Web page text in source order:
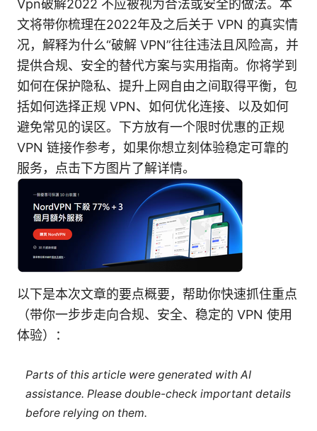
Vpn破解2022 不应被视为合法或安全的做法。本
文将带你梳理在2022年及之后关于 VPN 的真实情
况，解释为什么“破解 VPN”往往违法且风险高，并
提供合规、安全的替代方案与实用指南。你将学到
如何在保护隐私、提升上网自由之间取得平衡，包
括如何选择正规 VPN、如何优化连接、以及如何
避免常见的误区。下方放有一个限时优惠的正规
VPN 链接作参考，如果你想立刻体验稳定可靠的
服务，点击下方图片了解详情。
以下是本次文章的要点概要，帮助你快速抓住重点
（带你一步步走向合规、安全、稳定的 VPN 使用
体验）：
Parts of this article were generated with AI
assistance. Please double-check important details
before relying on them.